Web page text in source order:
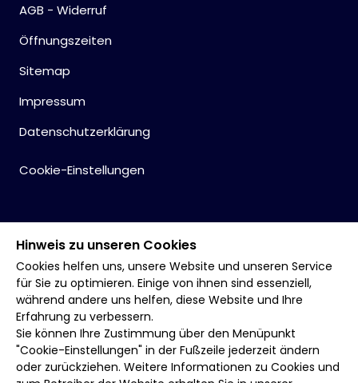
AGB - Widerruf
Öffnungszeiten
Sitemap
Impressum
Datenschutzerklärung
Cookie-Einstellungen
Hinweis zu unseren Cookies
Cookies helfen uns, unsere Website und unseren Service
für Sie zu optimieren. Einige von ihnen sind essenziell,
während andere uns helfen, diese Website und Ihre
Erfahrung zu verbessern.
Sie können Ihre Zustimmung über den Menüpunkt
"Cookie-Einstellungen" in der Fußzeile jederzeit ändern
oder zurückziehen. Weitere Informationen zu Cookies und